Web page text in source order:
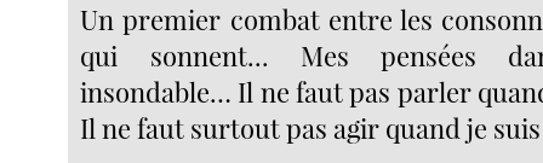
Un premier combat entre les
qui sonnent... Mes pensées
insondable… Il ne faut pas parler
Il ne faut surtout pas agir quand je